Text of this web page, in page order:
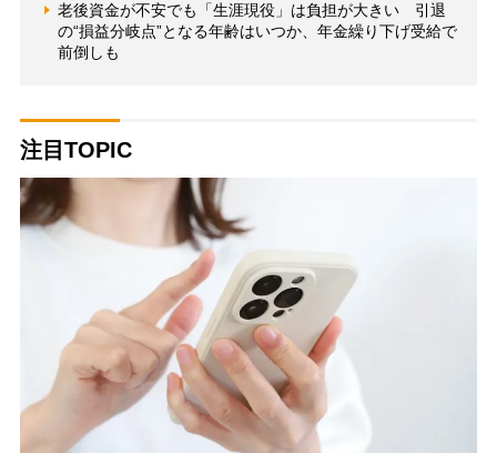
老後資金が不安でも「生涯現役」は負担が大きい 引退
の“損益分岐点”となる年齢はいつか、年金繰り下げ受給で
前倒しも
注目TOPIC